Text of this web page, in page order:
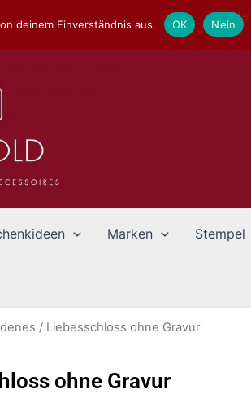
Marken Stempel
/ Liebesschloss ohne Gravur
ohne Gravur
deinem Einverständnis aus. OK Nein